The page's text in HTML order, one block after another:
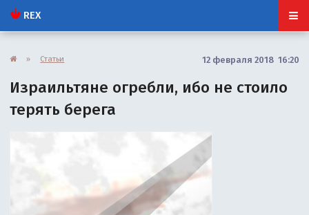
REX
» Статьи 12 февраля 2018 16:20
Израильтяне огребли, ибо не стоило
терять берега